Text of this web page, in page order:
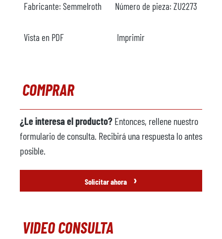
Fabricante: Semmelroth Número de pieza: ZU2273
Vista en PDF Imprimir
COMPRAR
¿Le interesa el producto? Entonces, rellene nuestro
formulario de consulta. Recibirá una respuesta lo antes
posible.
Solicitar ahora ›
VIDEO CONSULTA